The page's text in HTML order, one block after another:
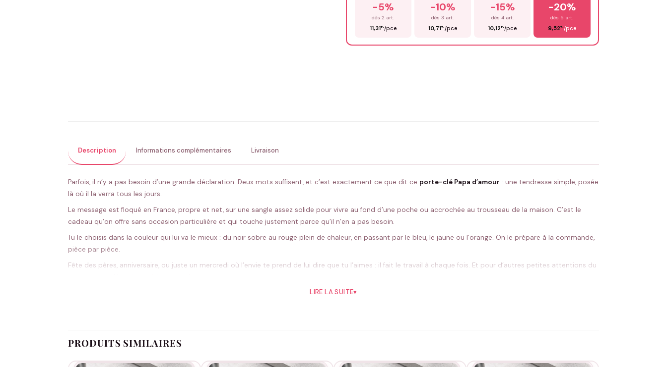
-5%
dès 2 art.
11,31€/pce
-10%
dès 3 art.
10,71€/pce
-15%
dès 4 art.
10,12€/pce
-20%
dès 5 art.
9,52€/pce
Description Informations complémentaires Livraison
Parfois, il n’y a pas besoin d’une grande déclaration. Deux mots suffisent, et c’est exactement ce que dit ce porte-clé Papa d’amour : une tendresse simple, posée
là où il la verra tous les jours.
Le message est floqué en France, propre et net, sur une sangle assez solide pour vivre au fond d’une poche ou accrochée au trousseau de la maison. C’est le
cadeau qu’on offre sans occasion particulière et qui touche justement parce qu’il n’en a pas besoin.
Tu le choisis dans la couleur qui lui va le mieux : du noir sobre au rouge plein de chaleur, en passant par le bleu, le jaune ou l’orange. On le prépare à la commande,
pièce par pièce.
Fête des pères, anniversaire, ou juste un mercredi où l’envie te prend de lui dire que tu l’aimes : il fait le travail à chaque fois. Et pour d’autres petites attentions du
LIRE LA SUITE▾
PRODUITS SIMILAIRES